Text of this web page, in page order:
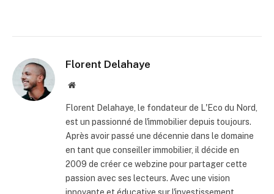
Florent Delahaye
Site
Florent Delahaye, le fondateur de L'Eco du Nord,
est un passionné de l'immobilier depuis toujours.
Après avoir passé une décennie dans le domaine
en tant que conseiller immobilier, il décide en
2009 de créer ce webzine pour partager cette
passion avec ses lecteurs. Avec une vision